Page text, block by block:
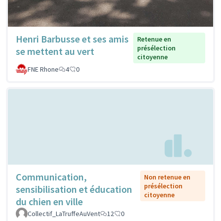
Henri Barbusse et ses amis
se mettent au vert
Retenue en
présélection
citoyenne
FNE Rhone
4 0
Communication,
sensibilisation et éducation
du chien en ville
Non retenue en
présélection
citoyenne
Collectif_LaTruffeAuVent 12 0